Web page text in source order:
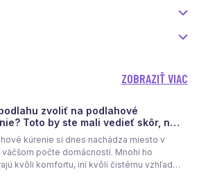
ZOBRAZIŤ VIAC
zvoliť na podlahové
Toto by ste mali vedieť skôr, než
kúrenie si dnes nachádza miesto v
väčšom počte domácností. Mnohí ho
kvôli komfortu, iní kvôli čistému vzhľadu